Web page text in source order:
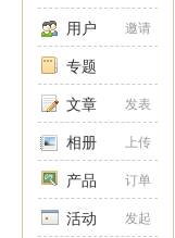
用户 邀请
专题
文章 发表
相册 上传
产品 订单
活动 发起